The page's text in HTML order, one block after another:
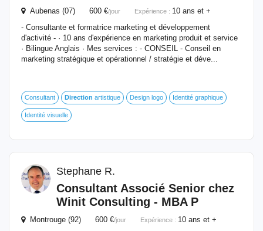
Aubenas (07) 600 €/jour Expérience : 10 ans et +
- Consultante et formatrice marketing et développement
d'activité - · 10 ans d'expérience en marketing produit et service
· Bilingue Anglais · Mes services : - CONSEIL - Conseil en
marketing stratégique et opérationnel / stratégie et déve...
Consultant Direction artistique Design logo Identité graphique
Identité visuelle
Stephane R.
Consultant Associé Senior chez
Winit Consulting - MBA P
Montrouge (92) 600 €/jour Expérience : 10 ans et +